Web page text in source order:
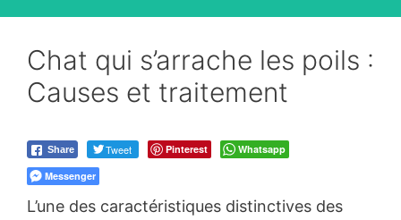
Chat qui s’arrache les poils :
Causes et traitement
Share Tweet Pinterest
Whatsapp
Messenger
L’une des caractéristiques distinctives des